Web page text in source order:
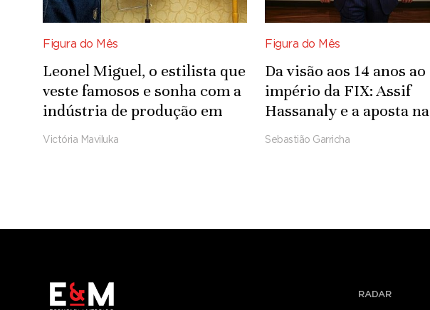
Figura do Mês
Leonel Miguel, o estilista que
veste famosos e sonha com a
indústria de produção em
grande escala
Victória Maviluka
Figura do Mês
Da visão aos 14 anos ao
império da FIX: Assif
Hassanaly e a aposta na
indústria nacional
Sebastião Garricha
RADAR